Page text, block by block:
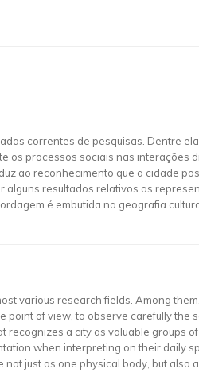
correntes de pesquisas. Dentre
os processos sociais nas interações
ao reconhecimento que a cidade
resultados relativos as
é embutida na geografia
various research fields. Among
of view, to observe carefully the
a city as valuable groups
when interpreting on their daily
just as one physical body, but also